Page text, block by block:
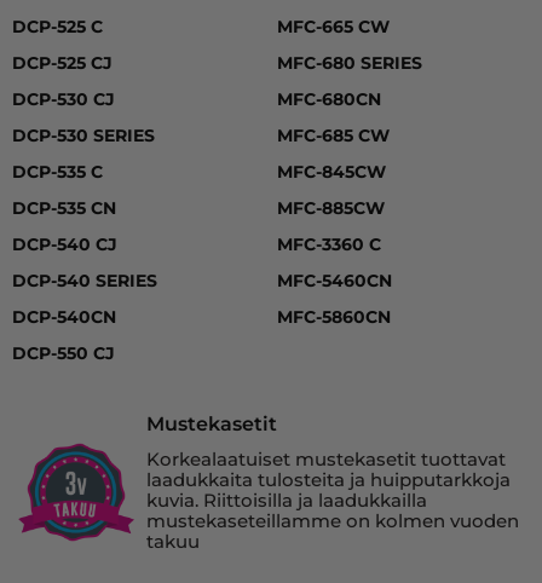
DCP-525 C
DCP-525 CJ
DCP-530 CJ
DCP-530 SERIES
DCP-535 C
DCP-535 CN
DCP-540 CJ
DCP-540 SERIES
DCP-540CN
DCP-550 CJ
MFC-665 CW
MFC-680 SERIES
MFC-680CN
MFC-685 CW
MFC-845CW
MFC-885CW
MFC-3360 C
MFC-5460CN
MFC-5860CN
Mustekasetit
Korkealaatuiset mustekasetit tuottavat
laadukkaita tulosteita ja huipputarkkoja
kuvia. Riittoisilla ja laadukkailla
mustekaseteillamme on kolmen vuoden
takuu